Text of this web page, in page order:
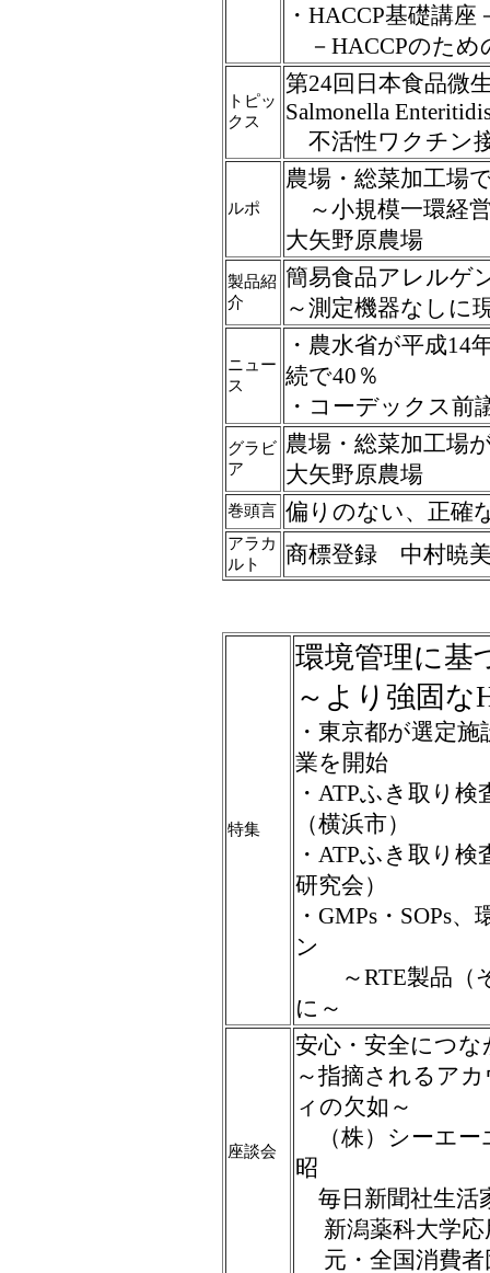
・HACCP基礎講
－HACCPのため
トピッ
クス
第24回日本食品微
Salmonella
不活性ワクチン
ルポ
農場・総菜加工場
～小規模一環経
大矢野原農場
製品紹
介
簡易食品アレルゲ
～測定機器なしに
ニュー
ス
・農水省が平成
続で40％
・コーデックス前
グラビ
ア
農場・総菜加工場
大矢野原農場
巻頭言 偏りのない、正確
アラカ
ルト
商標登録 中村暁
特集
環境管理に基
～より強固な
・東京都が選定
業を開始
・ATPふき取り
（横浜市）
・ATPふき取り
研究会）
・GMPs・SOPs
ン
～RTE製品（
に～
座談会
安心・安全につ
～指摘されるア
ィの欠如～
（株）シーエー
昭
毎日新聞社生活
新潟薬科大学応
元・全国消費者